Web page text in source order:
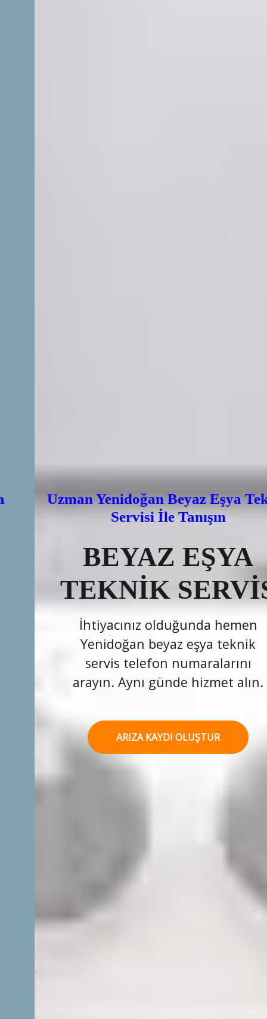
Uzman Yenidoğan Beyaz Eşya Teknik
Servisi İle Tanışın
BEYAZ EŞYA
TEKNİK SERVİS
İhtiyacınız olduğunda hemen
Yenidoğan beyaz eşya teknik
servis telefon numaralarını
arayın. Aynı günde hizmet alın.
ARIZA KAYDI OLUŞTUR